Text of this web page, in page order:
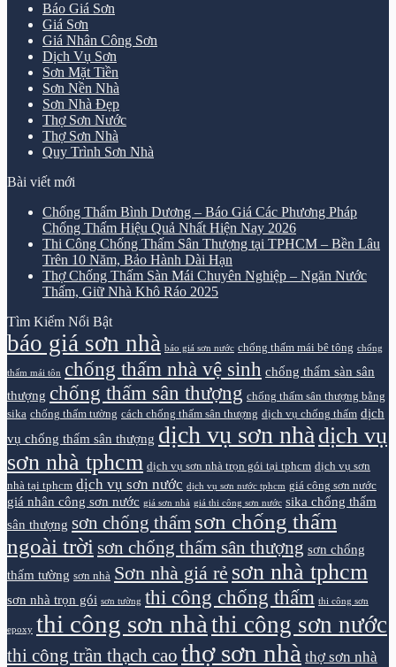
Báo Giá Sơn
Giá Sơn
Giá Nhân Công Sơn
Dịch Vụ Sơn
Sơn Mặt Tiền
Sơn Nền Nhà
Sơn Nhà Đẹp
Thợ Sơn Nước
Thợ Sơn Nhà
Quy Trình Sơn Nhà
Bài viết mới
Chống Thấm Bình Dương – Báo Giá Các Phương Pháp
Chống Thấm Hiệu Quả Nhất Hiện Nay 2026
Thi Công Chống Thấm Sân Thượng tại TPHCM – Bền Lâu
Trên 10 Năm, Bảo Hành Dài Hạn
Thợ Chống Thấm Sàn Mái Chuyên Nghiệp – Ngăn Nước
Thấm, Giữ Nhà Khô Ráo 2025
Tìm Kiếm Nổi Bật
báo giá sơn nhà báo giá sơn nước chống thấm mái bê tông chống
thấm mái tôn chống thấm nhà vệ sinh chống thấm sàn sân
thượng chống thấm sân thượng chống thấm sân thượng bằng
sika chống thấm tường cách chống thấm sân thượng dịch vụ chống thấm dịch
vụ chống thấm sân thượng dịch vụ sơn nhà dịch vụ
sơn nhà tphcm dịch vụ sơn nhà trọn gói tại tphcm dịch vụ sơn
nhà tại tphcm dịch vụ sơn nước dịch vụ sơn nước tphcm giá công sơn nước
giá nhân công sơn nước giá sơn nhà giá thi công sơn nước sika chống thấm
sân thượng sơn chống thấm sơn chống thấm
ngoài trời sơn chống thấm sân thượng sơn chống
thấm tường sơn nhà Sơn nhà giá rẻ sơn nhà tphcm
sơn nhà trọn gói sơn tường thi công chống thấm thi công sơn
epoxy thi công sơn nhà thi công sơn nước
thi công trần thạch cao thợ sơn nhà thợ sơn nhà